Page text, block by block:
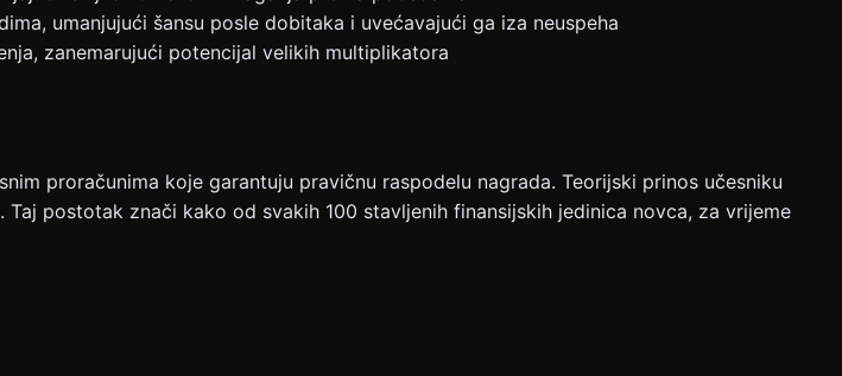
umanjujući šansu posle dobitaka i uvećavajući ga iza neuspeha
zanemarujući potencijal velikih multiplikatora
proračunima koje garantuju pravičnu raspodelu nagrada. Teorijski prinos učesniku
postotak znači kako od svakih 100 stavljenih finansijskih jedinica novca, za vrijeme